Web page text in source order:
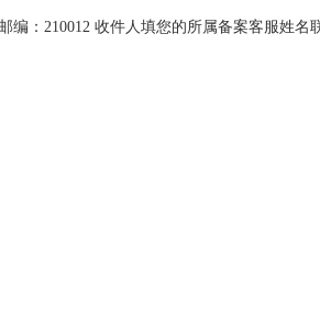
编：210012收件人填您的所属备案客服姓名